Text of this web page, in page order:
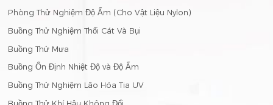
Phòng Thử Nghiệm Độ Ẩm (Cho Vật Liệu Nylon)
Buồng Thử Nghiệm Thổi Cát Và Bụi
Buồng Thử Mưa
Buồng Ổn Định Nhiệt Độ và Độ Ẩm
Buồng Thử Nghiệm Lão Hóa Tia UV